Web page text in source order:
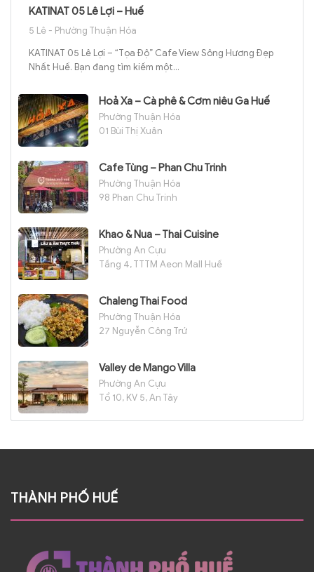
KATINAT 05 Lê Lợi – Huế
5 Lê - Phường Thuận Hóa
KATINAT 05 Lê Lợi – “Tọa Độ” Cafe View Sông Hương Đẹp
Nhất Huế. Bạn đang tìm kiếm một...
Hoả Xa – Cà phê & Cơm niêu Ga Huế
Phường Thuận Hóa
01 Bùi Thị Xuân
Cafe Tùng – Phan Chu Trinh
Phường Thuận Hóa
98 Phan Chu Trinh
Khao & Nua – Thai Cuisine
Phường An Cựu
Tầng 4, TTTM Aeon Mall Huế
Chaleng Thai Food
Phường Thuận Hóa
27 Nguyễn Công Trứ
Valley de Mango Villa
Phường An Cựu
Tổ 10, KV 5, An Tây
THÀNH PHỐ HUẾ